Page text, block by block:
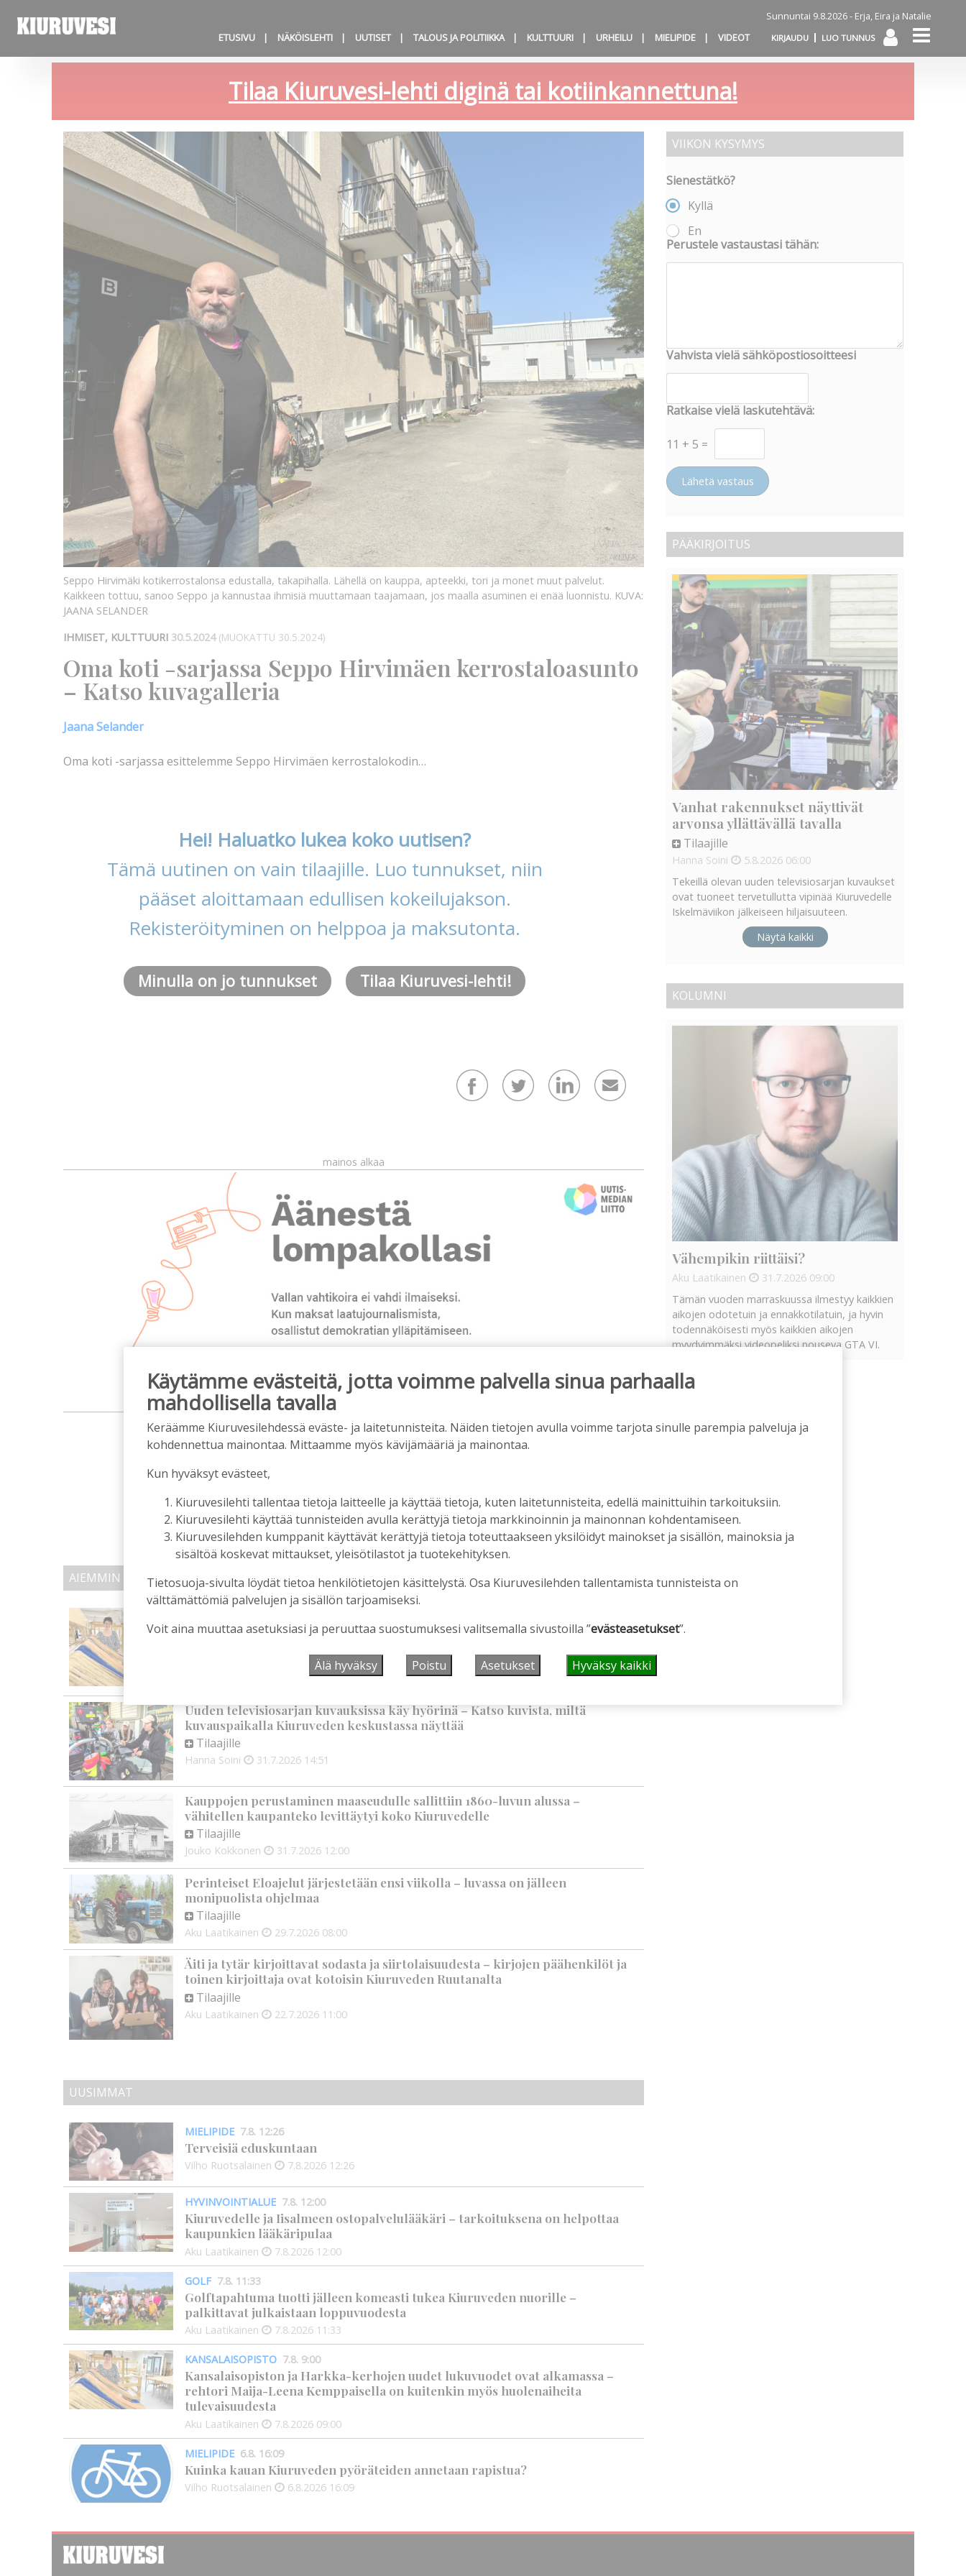
Sunnuntai 9.8.2026 - Erja, Eira ja Natalie
ETUSIVU
NÄKÖISLEHTI UUTISET TALOUS JA POLITIIKKA KULTTUURI URHEILU MIELIPIDE VIDEOT KIRJAUDU LUO TUNNUS
Tilaa Kiuruvesi-lehti diginä tai kotiinkannettuna!
KUVA:
KUVA:
JAANA
SELANDER
Seppo Hirvimäki kotikerrostalonsa edustalla, takapihalla. Lähellä on kauppa, apteekki, tori ja monet muut palvelut.
Kaikkeen tottuu, sanoo Seppo ja kannustaa ihmisiä muuttamaan taajamaan, jos maalla asuminen ei enää luonnistu. KUVA:
JAANA SELANDER
IHMISET, KULTTUURI 30.5.2024 (MUOKATTU 30.5.2024)
Oma koti -sarjassa Seppo Hirvimäen kerrostaloasunto
– Katso kuvagalleria
Jaana Selander
Oma koti -sarjassa esittelemme Seppo Hirvimäen kerrostalokodin…
Hei! Haluatko lukea koko uutisen?
Tämä uutinen on vain tilaajille. Luo tunnukset, niin
pääset aloittamaan edullisen kokeilujakson.
Rekisteröityminen on helppoa ja maksutonta.
Minulla on jo tunnukset Tilaa Kiuruvesi-lehti!
mainos alkaa
mainos päättyy
AIEMMIN AIHEESTA
rehtori Maija-Leena Kemppaisella on kuitenkin myös huolenaiheita
Uuden televisiosarjan kuvauksissa käy hyörinä – Katso kuvista, miltä
kuvauspaikalla Kiuruveden keskustassa näyttää
Tilaajille
Hanna Soini 31.7.2026 14:51
Kauppojen perustaminen maaseudulle sallittiin 1860-luvun alussa –
vähitellen kaupanteko levittäytyi koko Kiuruvedelle
Tilaajille
Jouko Kokkonen 31.7.2026 12:00
Perinteiset Eloajelut järjestetään ensi viikolla – luvassa on jälleen
monipuolista ohjelmaa
Tilaajille
Aku Laatikainen 29.7.2026 08:00
Äiti ja tytär kirjoittavat sodasta ja siirtolaisuudesta – kirjojen päähenkilöt ja
toinen kirjoittaja ovat kotoisin Kiuruveden Ruutanalta
Tilaajille
Aku Laatikainen 22.7.2026 11:00
UUSIMMAT
MIELIPIDE 7.8. 12:26
Terveisiä eduskuntaan
Vilho Ruotsalainen 7.8.2026 12:26
HYVINVOINTIALUE 7.8. 12:00
Kiuruvedelle ja Iisalmeen ostopalvelulääkäri – tarkoituksena on helpottaa
kaupunkien lääkäripulaa
Aku Laatikainen 7.8.2026 12:00
GOLF 7.8. 11:33
Golftapahtuma tuotti jälleen komeasti tukea Kiuruveden nuorille –
palkittavat julkaistaan loppuvuodesta
Aku Laatikainen 7.8.2026 11:33
KANSALAISOPISTO 7.8. 9:00
Kansalaisopiston ja Harkka-kerhojen uudet lukuvuodet ovat alkamassa –
rehtori Maija-Leena Kemppaisella on kuitenkin myös huolenaiheita
tulevaisuudesta
Aku Laatikainen 7.8.2026 09:00
MIELIPIDE 6.8. 16:09
Kuinka kauan Kiuruveden pyöräteiden annetaan rapistua?
Vilho Ruotsalainen 6.8.2026 16:09
VIIKON KYSYMYS
Sienestätkö?
Kyllä
En
Perustele vastaustasi tähän:
Vahvista vielä sähköpostiosoitteesi
Ratkaise vielä laskutehtävä:
11 + 5 =
Lähetä vastaus
PÄÄKIRJOITUS
Vanhat rakennukset näyttivät
arvonsa yllättävällä tavalla
Tilaajille
Hanna Soini 5.8.2026 06:00
Tekeillä olevan uuden televisiosarjan kuvaukset
ovat tuoneet tervetullutta vipinää Kiuruvedelle
Iskelmäviikon jälkeiseen hiljaisuuteen.
Näytä kaikki
KOLUMNI
Vähempikin riittäisi?
Aku Laatikainen 31.7.2026 09:00
Tämän vuoden marraskuussa ilmestyy kaikkien
aikojen odotetuin ja ennakkotilatuin, ja hyvin
todennäköisesti myös kaikkien aikojen
myydyimmäksi videopeliksi nouseva GTA VI.
Käytämme evästeitä, jotta voimme palvella sinua parhaalla
mahdollisella tavalla
Keräämme Kiuruvesilehdessä eväste- ja laitetunnisteita. Näiden tietojen avulla voimme tarjota sinulle parempia palveluja ja
kohdennettua mainontaa. Mittaamme myös kävijämääriä ja mainontaa.
Kun hyväksyt evästeet,
Kiuruvesilehti tallentaa tietoja laitteelle ja käyttää tietoja, kuten laitetunnisteita, edellä mainittuihin tarkoituksiin.
Kiuruvesilehti käyttää tunnisteiden avulla kerättyjä tietoja markkinoinnin ja mainonnan kohdentamiseen.
Kiuruvesilehden kumppanit käyttävät kerättyjä tietoja toteuttaakseen yksilöidyt mainokset ja sisällön, mainoksia ja
sisältöä koskevat mittaukset, yleisötilastot ja tuotekehityksen.
Tietosuoja-sivulta löydät tietoa henkilötietojen käsittelystä. Osa Kiuruvesilehden tallentamista tunnisteista on
välttämättömiä palvelujen ja sisällön tarjoamiseksi.
Voit aina muuttaa asetuksiasi ja peruuttaa suostumuksesi valitsemalla sivustoilla ”evästeasetukset”.
Älä hyväksy Poistu Asetukset Hyväksy kaikki